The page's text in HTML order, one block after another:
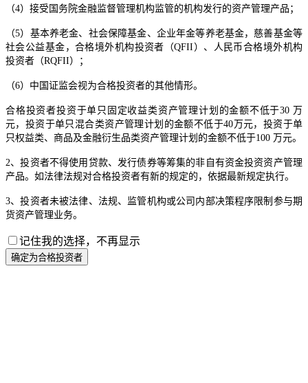
（4）接受国务院金融监督管理机构监管的机构发行的资产管理产品；
（5）基本养老金、社会保障基金、企业年金等养老基金，慈善基金等
社会公益基金，合格境外机构投资者（QFII）、人民币合格境外机构
投资者（RQFII）；
（6）中国证监会视为合格投资者的其他情形。
合格投资者投资于单只固定收益类资产管理计划的金额不低于30 万
元，投资于单只混合类资产管理计划的金额不低于40万元，投资于单
只权益类、商品及金融衍生品类资产管理计划的金额不低于100 万元。
2、投资者不得使用贷款、发行债券等筹集的非自有资金投资资产管理
产品。如法律法规对合格投资者有新的规定的，依据最新规定执行。
3、投资者未被法律、法规、监管机构或公司内部决策程序限制参与期
货资产管理业务。
记住我的选择，不再显示
确定为合格投资者